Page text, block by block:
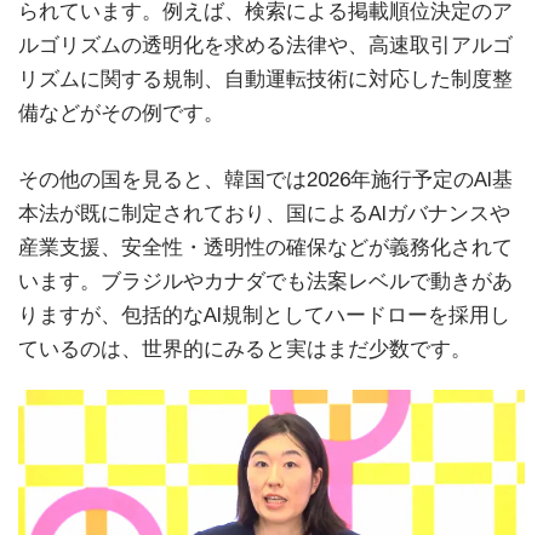
られています。例えば、検索による掲載順位決定のア
ルゴリズムの透明化を求める法律や、高速取引アルゴ
リズムに関する規制、自動運転技術に対応した制度整
備などがその例です。
その他の国を見ると、韓国では2026年施行予定のAI基
本法が既に制定されており、国によるAIガバナンスや
産業支援、安全性・透明性の確保などが義務化されて
います。ブラジルやカナダでも法案レベルで動きがあ
りますが、包括的なAI規制としてハードローを採用し
ているのは、世界的にみると実はまだ少数です。